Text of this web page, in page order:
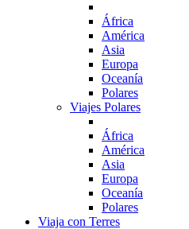
África
América
Asia
Europa
Oceanía
Polares
Viajes Polares
África
América
Asia
Europa
Oceanía
Polares
Viaja con Terres